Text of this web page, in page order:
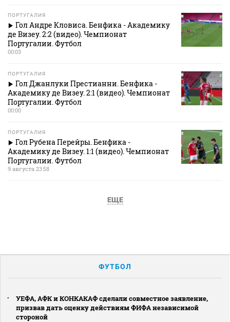
ПОРТУГАЛИЯ
Гол Андре Кловиса. Бенфика - Академику
де Визеу. 2:2 (видео). Чемпионат
Португалии. Футбол
00:03
ПОРТУГАЛИЯ
Гол Джанлуки Престианни. Бенфика -
Академику де Визеу. 2:1 (видео). Чемпионат
Португалии. Футбол
00:00
ПОРТУГАЛИЯ
Гол Рубена Перейры. Бенфика -
Академику де Визеу. 1:1 (видео). Чемпионат
Португалии. Футбол
9 августа 23:58
ЕЩЕ
ФУТБОЛ
УЕФА, АФК и КОНКАКАФ сделали совместное заявление,
призвав дать оценку действиям ФИФА независимой
стороной